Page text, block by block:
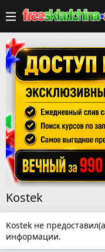
Kostek
Kostek не
информации.